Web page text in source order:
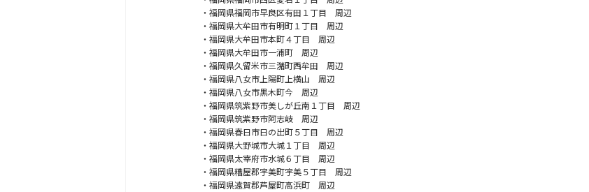
・福岡県福岡市早良区有田１丁目 周辺
・福岡県大牟田市有明町１丁目 周辺
・福岡県大牟田市本町４丁目 周辺
・福岡県大牟田市一浦町 周辺
・福岡県久留米市三潴町西牟田 周辺
・福岡県八女市上陽町上横山 周辺
・福岡県八女市黒木町今 周辺
・福岡県筑紫野市美しが丘南１丁目 周辺
・福岡県筑紫野市阿志岐 周辺
・福岡県春日市日の出町５丁目 周辺
・福岡県大野城市大城１丁目 周辺
・福岡県太宰府市水城６丁目 周辺
・福岡県糟屋郡宇美町宇美５丁目 周辺
・福岡県遠賀郡芦屋町高浜町 周辺